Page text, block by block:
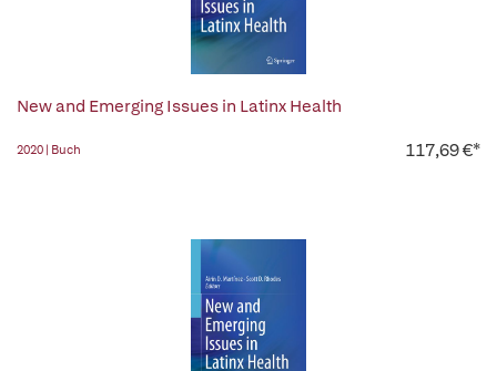
New and Emerging Issues in Latinx Health
2020 | Buch 117,69 €*